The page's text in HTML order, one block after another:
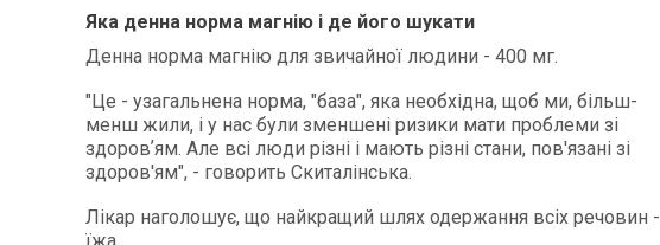
Яка денна норма магнію і де його шукати
Денна норма магнію для звичайної людини - 400 мг.
"Це - узагальнена норма, "база", яка необхідна, щоб ми, більш-
менш жили, і у нас були зменшені ризики мати проблеми зі
здоровʼям. Але всі люди різні і мають різні стани, пов'язані зі
здоров'ям", - говорить Скиталінська.
Лікар наголошує, що найкращий шлях одержання всіх речовин -